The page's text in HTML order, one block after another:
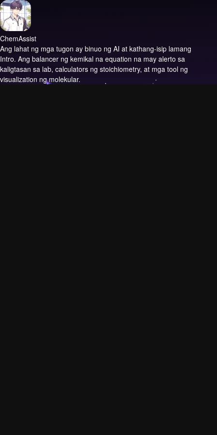
ChemAssist
Ang lahat ng mga tugon ay binuo ng AI at kathang-isip lamang
Intro. Ang balancer ng kemikal na equation na may alerto sa
kaligtasan sa lab, calculators ng stoichiometry, at mga tool ng
visualization ng molekular.